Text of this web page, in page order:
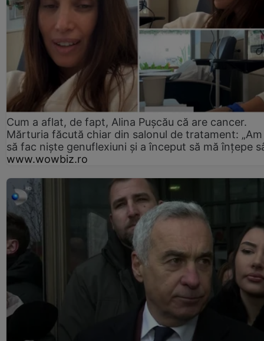
Cum a aflat, de fapt, Alina Pușcău că are cancer.
Mărturia făcută chiar din salonul de tratament:
să fac niște genuflexiuni și a început să mă înțepe
www.wowbiz.ro